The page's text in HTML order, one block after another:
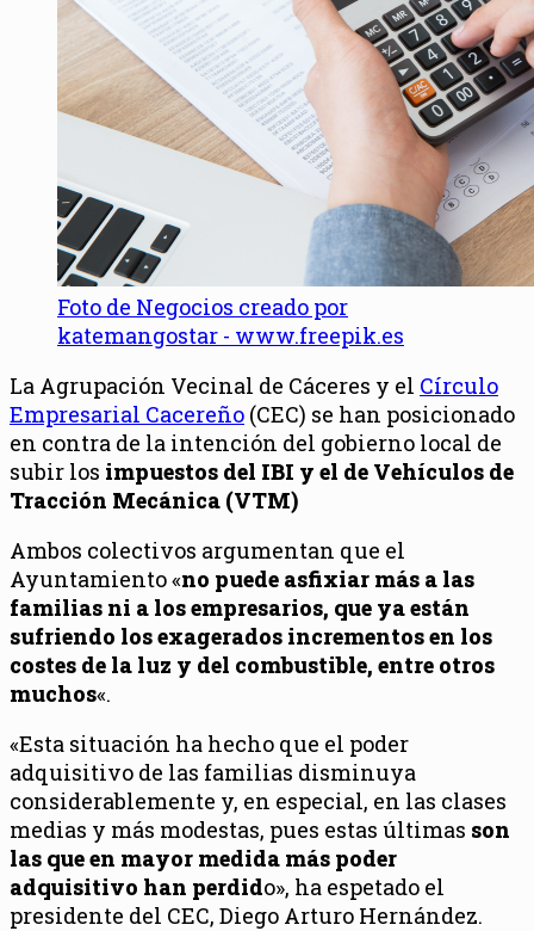
Foto de Negocios creado por
katemangostar - www.freepik.es
La Agrupación Vecinal de Cáceres y el Círculo
Empresarial Cacereño (CEC) se han posicionado
en contra de la intención del gobierno local de
subir los impuestos del IBI y el de Vehículos de
Tracción Mecánica (VTM)
Ambos colectivos argumentan que el
Ayuntamiento «no puede asfixiar más a las
familias ni a los empresarios, que ya están
sufriendo los exagerados incrementos en los
costes de la luz y del combustible, entre otros
muchos«.
«Esta situación ha hecho que el poder
adquisitivo de las familias disminuya
considerablemente y, en especial, en las clases
medias y más modestas, pues estas últimas son
las que en mayor medida más poder
adquisitivo han perdido», ha espetado el
presidente del CEC, Diego Arturo Hernández.